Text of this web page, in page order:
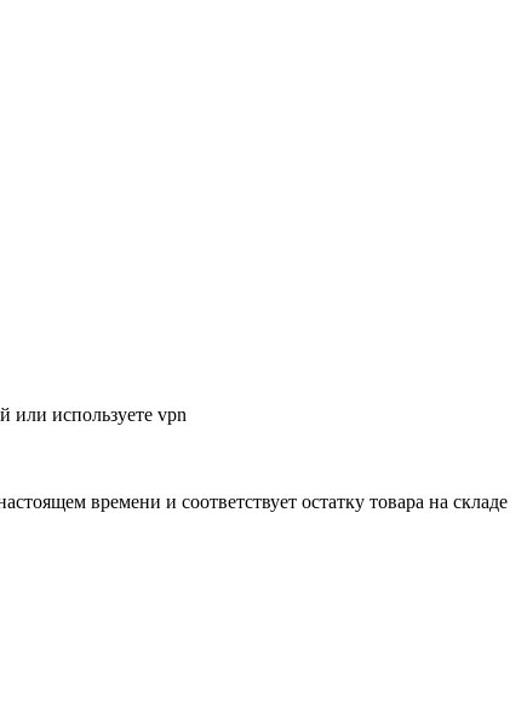
или используете vpn
времени и соответствует остатку товара на складе